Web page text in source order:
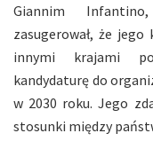
Giannim
zasugerował, że
innymi krajami
kandydaturę do
w 2030 roku. Jego
stosunki między